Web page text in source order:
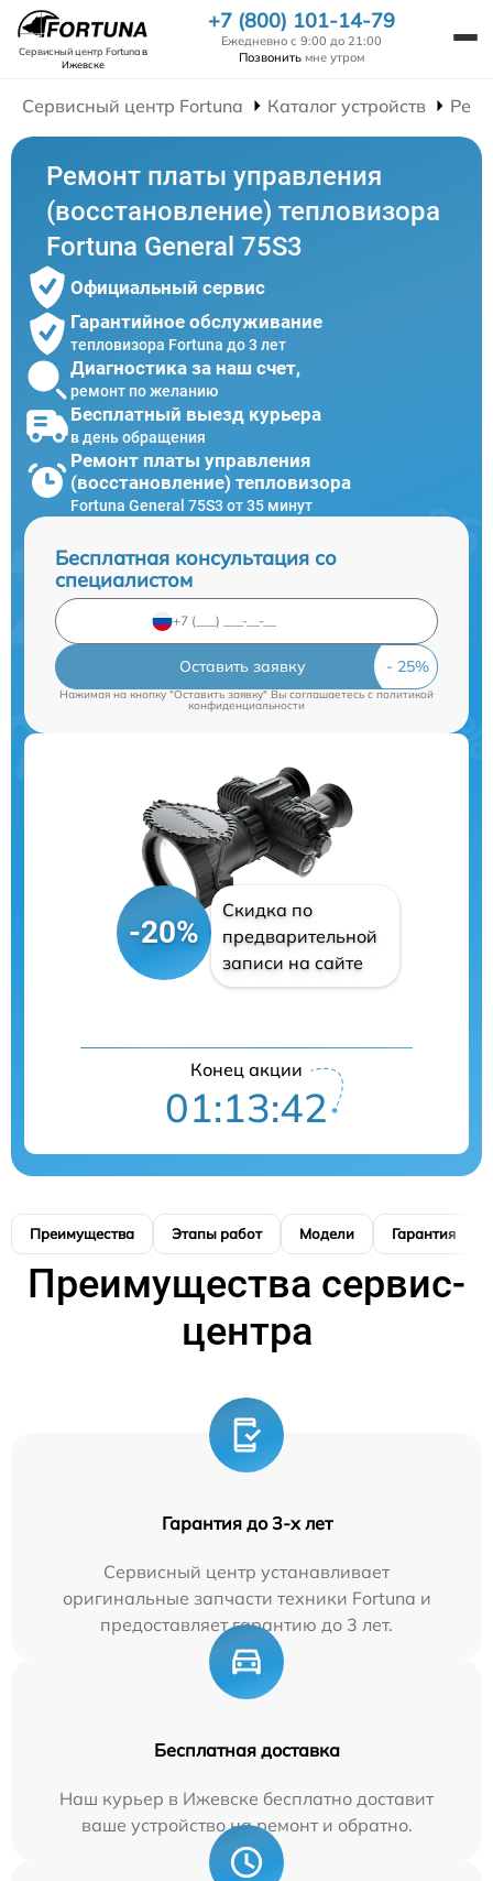
Сервисный центр Fortunaв
Ижевске
+7 (800) 101-14-79
Ежедневно с 9:00 до 21:00
Позвонить мне утром
Сервисный центр Fortuna Каталог устройств
Ремонт платы управления
(восстановление) тепловизора
Fortuna General 75S3
Официальный сервис
Гарантийное обслуживание
тепловизора Fortuna до 3 лет
Диагностика за наш счет,
ремонт по желанию
Бесплатный выезд курьера
в день обращения
Ремонт платы управления
(восстановление) тепловизора
Fortuna General 75S3 от 35 минут
Бесплатная консультация со
специалистом
Оставить заявку
Нажимая на кнопку "Оставить заявку" Вы соглашаетесь cполитикой
конфиденциальности
-20%
Скидка по
предварительной
записи на сайте
Конец акции
01:13:41
Преимущества Этапы работ Модели Гарантия
Преимущества сервис-
центра
Гарантия до 3-х лет
Сервисный центр устанавливает
оригинальные запчасти техники Fortuna и
предоставляет гарантию до 3 лет.
Бесплатная доставка
Наш курьер в Ижевске бесплатно доставит
ваше устройство на ремонт и обратно.